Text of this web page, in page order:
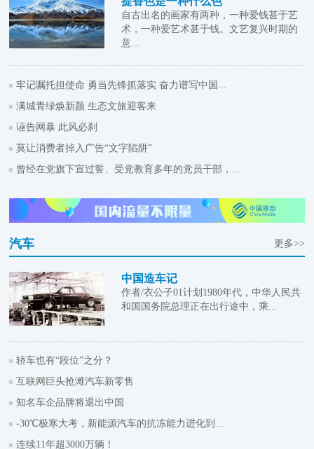
自古出名的画家有两种，一种爱钱甚于艺
术，一种爱艺术甚于钱。文艺复兴时期的
意...
牢记嘱托担使命 勇当先锋抓落实 奋力谱写中国...
满城青绿焕新颜 生态文旅迎客来
诬告网暴 此风必刹
莫让消费者掉入广告“文字陷阱”
曾经在党旗下宣过誓、受党教育多年的党员干部，...
汽车 更多>>
中国造车记
作者/衣公子01计划1980年代，中华人民共
和国国务院总理正在出行途中，乘...
轿车也有“段位”之分？
互联网巨头抢滩汽车新零售
知名车企品牌将退出中国
-30℃极寒大考，新能源汽车的抗冻能力进化到...
连续11年超3000万辆！